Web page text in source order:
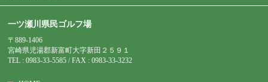
一ツ瀬川県民ゴルフ場
〒889-1406
宮崎県児湯郡新富町大字新田２５９１
TEL : 0983-33-5585 / FAX : 0983-33-3232